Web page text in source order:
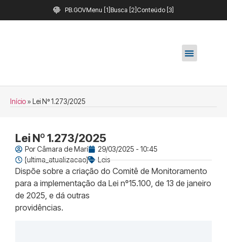
PB.GOVMenu [1] Busca [2] Conteúdo [3]
Início» Lei Nº 1.273/2025
Lei Nº 1.273/2025
PorCâmara de Marí
29/03/2025 - 10:45
[ultima_atualizacao]
Leis
Dispõe sobre a criação do Comitê de Monitoramento
para a implementação da Lei nº15.100, de 13 de janeiro
de 2025, e dá outras
providências.